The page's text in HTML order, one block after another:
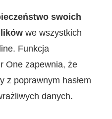
swoich
we wszystkich
Funkcja
One zapewnia, że
z poprawnym hasłem
danych.